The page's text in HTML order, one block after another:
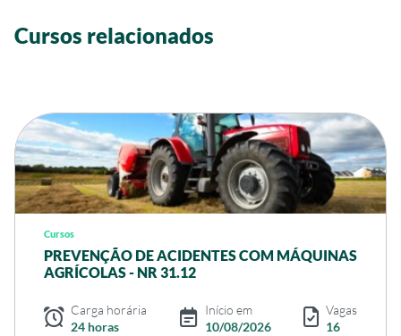
Cursos relacionados
Cursos
PREVENÇÃO DE ACIDENTES COM MÁQUINAS
AGRÍCOLAS - NR 31.12
Carga horária
24 horas
Início em
10/08/2026
Vagas
16